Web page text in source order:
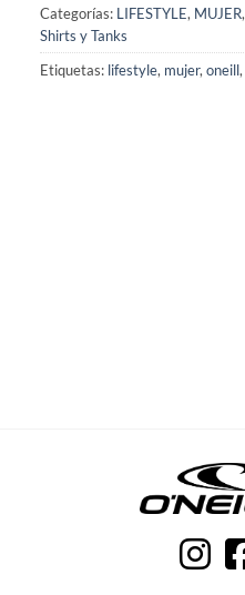
Categorías: LIFESTYLE, MUJER,
Shirts y Tanks
Etiquetas: lifestyle, mujer, oneill,